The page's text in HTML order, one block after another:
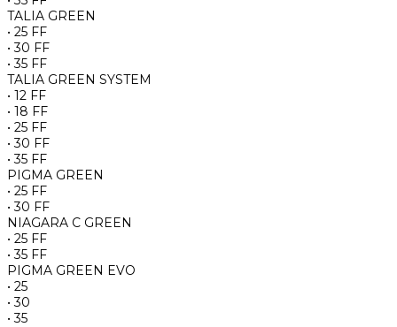
TALIA GREEN
• 25 FF
• 30 FF
• 35 FF
TALIA GREEN SYSTEM
• 12 FF
• 18 FF
• 25 FF
• 30 FF
• 35 FF
PIGMA GREEN
• 25 FF
• 30 FF
NIAGARA C GREEN
• 25 FF
• 35 FF
PIGMA GREEN EVO
• 25
• 30
• 35